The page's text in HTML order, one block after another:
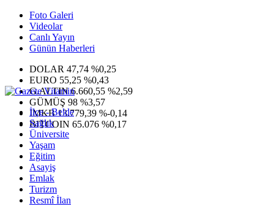
Foto Galeri
Videolar
Canlı Yayın
Günün Haberleri
DOLAR 47,74 %0,25
EURO 55,25 %0,43
G.ALTIN6.660,55 %2,59
GÜMÜŞ 98 %3,57
IMKB13.779,39 %-0,14
BITCOIN 65.076 %0,17
İlçe - Belde
Sağlık
Üniversite
Yaşam
Eğitim
Asayiş
Emlak
Turizm
Resmî İlan